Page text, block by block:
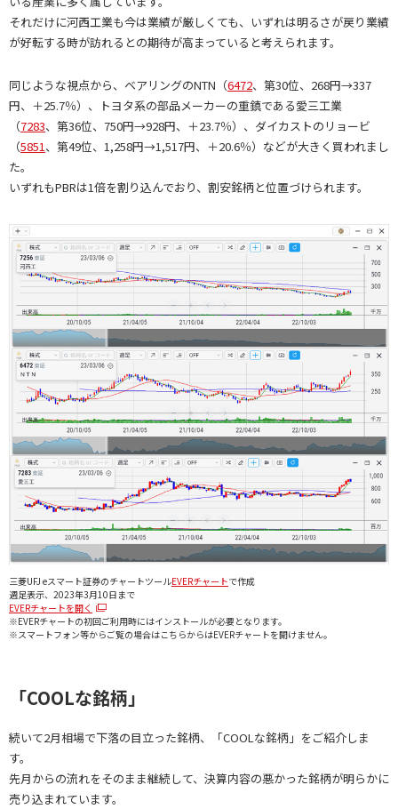
それだけに河西工業も今は業績が厳しくても、いずれは明るさが戻り業績
が好転する時が訪れるとの期待が高まっていると考えられます。
同じような視点から、ベアリングのNTN（6472、第30位、268円→337
円、＋25.7％）、トヨタ系の部品メーカーの重鎮である愛三工業
（7283、第36位、750円→928円、＋23.7％）、ダイカストのリョービ
（5851、第49位、1,258円→1,517円、＋20.6％）などが大きく買われまし
た。
いずれもPBRは1倍を割り込んでおり、割安銘柄と位置づけられます。
三菱UFJ eスマート証券のチャートツールEVERチャートで作成
週足表示、2023年3月10日まで
EVERチャートを開く
※EVERチャートの初回ご利用時にはインストールが必要となります。
※スマートフォン等からご覧の場合はこちらからはEVERチャートを開けません。
「COOLな銘柄」
続いて2月相場で下落の目立った銘柄、「COOLな銘柄」をご紹介しま
す。
先月からの流れをそのまま継続して、決算内容の悪かった銘柄が明らかに
売り込まれています。